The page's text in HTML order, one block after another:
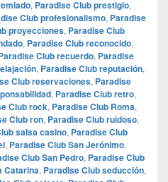
, Paradise Club prestigio,
Club profesionalismo, Paradise
proyecciones, Paradise Club
, Paradise Club reconocido,
Club recuerdo, Paradise
, Paradise Club reputación,
Club reservaciones, Paradise
, Paradise Club retro,
Club rock, Paradise Club Roma,
Club ron, Paradise Club ruidoso,
salsa casino, Paradise Club
, Paradise Club San Jerónimo,
Club San Pedro, Paradise Club
Catarina, Paradise Club seducción,